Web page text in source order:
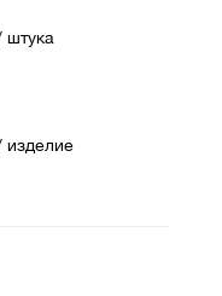
штука
изделие